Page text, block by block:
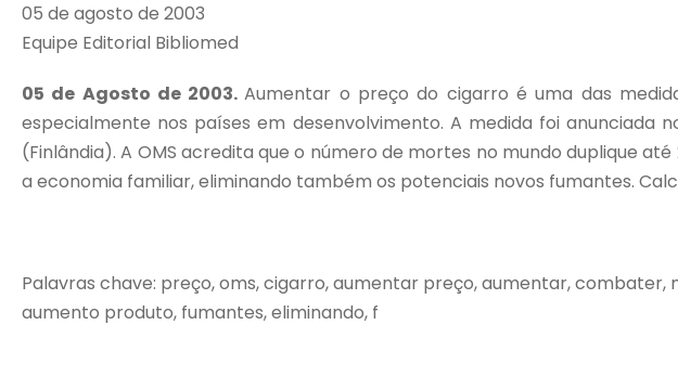
05 de agosto de 2003
Equipe Editorial Bibliomed
05 de Agosto de 2003.Aumentar o preço do cigarro é uma das
especialmente nos países em desenvolvimento. A medida foi anunciada
(Finlândia). A OMS acredita que o número de mortes no mundo duplique
a economia familiar, eliminando também os potenciais novos fumantes.
Palavras chave: preço, oms, cigarro, aumentar preço, aumentar,
aumento produto, fumantes, eliminando, f